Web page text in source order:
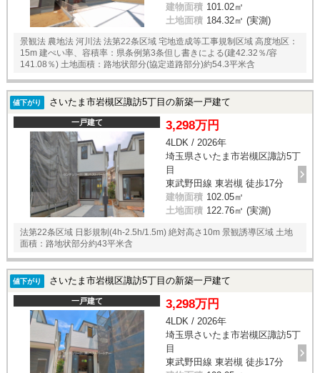
建物面積 101.02㎡
土地面積 184.32㎡ (実測)
景観法 農地法 河川法 法第22条区域 宅地造成等工事規制区域 高度地区：
15m 建ぺい率、容積率：県条例第3条但し書きによる(建42.32％/容
141.08％) 土地面積：路地状部分(協定道路部分)約54.3平米含
値下がり さいたま市岩槻区諏訪5丁目の新築一戸建て
一戸建て 3,298万円
4LDK / 2026年
埼玉県さいたま市岩槻区諏訪5丁
目
東武野田線 東岩槻 徒歩17分
建物面積 102.05㎡
土地面積 122.76㎡ (実測)
法第22条区域 日影規制(4h-2.5h/1.5m) 絶対高さ10m 景観誘導区域 土地
面積：路地状部分約43平米含
値下がり さいたま市岩槻区諏訪5丁目の新築一戸建て
一戸建て 3,298万円
4LDK / 2026年
埼玉県さいたま市岩槻区諏訪5丁
目
東武野田線 東岩槻 徒歩17分